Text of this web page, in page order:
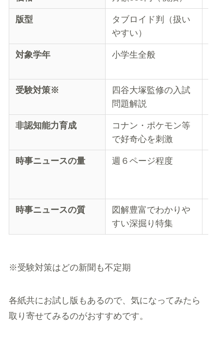
版型
タブロイド判（扱い
やすい）
対象学年 小学生全般
受験対策※
四谷大塚監修の入試
問題解説
非認知能力育成
コナン・ポケモン等
で好奇心を刺激
時事ニュースの量 週６ページ程度
時事ニュースの質
図解豊富でわかりや
すい深掘り特集
※受験対策はどの新聞も不定期
各紙共にお試し版もあるので、気になってみたら
取り寄せてみるのがおすすめです。